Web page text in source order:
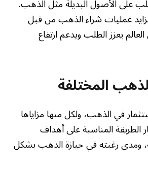
على الأصول البديلة مثل الذهب.
عمليات شراء الذهب من قبل
يعزز الطلب ويدعم ارتفاع
المختلفة
في الذهب، ولكل منها مزاياها
الطريقة المناسبة على أهداف
ومدى رغبته في حيازة الذهب بشكل